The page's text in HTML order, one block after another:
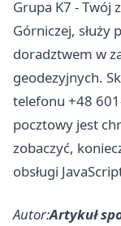
Grupa K7 - Twój
Górniczej,
doradztwem w
geodezyjnych.
telefonu +48
pocztowy jest
zobaczyć,
obsługi
Autor:Artykuł